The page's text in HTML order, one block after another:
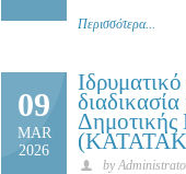
Περισσότερα...
09
MAR
2026
Δημοτικής
by